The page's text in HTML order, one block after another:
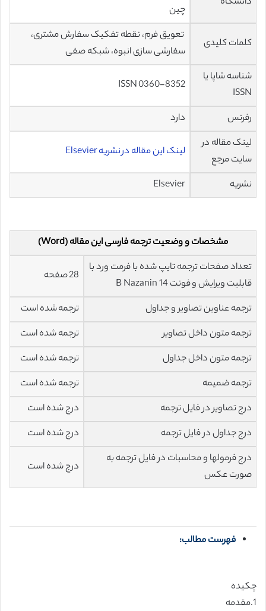
چین
کلمات کلیدی
تعویق فرم، نقطه تفکیک سفارش مشتری،
سفارشی سازی انبوه، شبکه صفی
شناسه شاپا یا
ISSN
ISSN 0360-8352
رفرنس
دارد
لینک مقاله در
سایت مرجع
لینک این مقاله در نشریه Elsevier
نشریه Elsevier
مشخصات و وضعیت ترجمه فارسی این مقاله (Word)
تعداد صفحات ترجمه تایپ شده با فرمت ورد با
قابلیت ویرایش و فونت 14 B Nazanin
28 صفحه
ترجمه عناوین تصاویر و جداول
ترجمه شده است
ترجمه متون داخل تصاویر
ترجمه شده است
ترجمه متون داخل جداول
ترجمه شده است
ترجمه ضمیمه
ترجمه شده است
درج تصاویر در فایل ترجمه
درج شده است
درج جداول در فایل ترجمه
درج شده است
درج فرمولها و محاسبات در فایل ترجمه به
صورت عکس
درج شده است
فهرست مطالب:
چکیده
1.مقدمه